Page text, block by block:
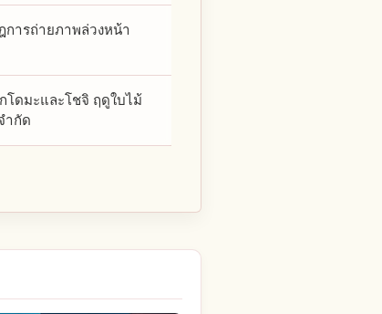
การถ่ายภาพล่วงหน้า
โดมะและโชจิ ฤดูใบไม้
ำกัด